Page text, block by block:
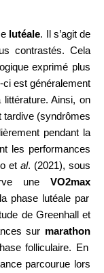
lutéale. Il s’agit de
contrastés. Cela
exprimé plus
ci est généralement
Ainsi, on
tardive (syndrômes
pendant la
les performances
etal. (2021), sous
une VO2max
phase lutéale par
de Greenhall et
sur marathon
folliculaire. En
parcourue lors